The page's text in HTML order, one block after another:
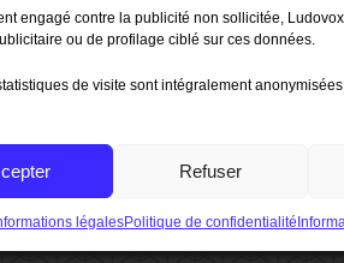
engagé contre la publicité non sollicitée,
ou de profilage ciblé sur ces données.
de visite sont intégralement
Refuser
légalesPolitique de confidentialité
70%
de confidentialité|CGU App Ludovox